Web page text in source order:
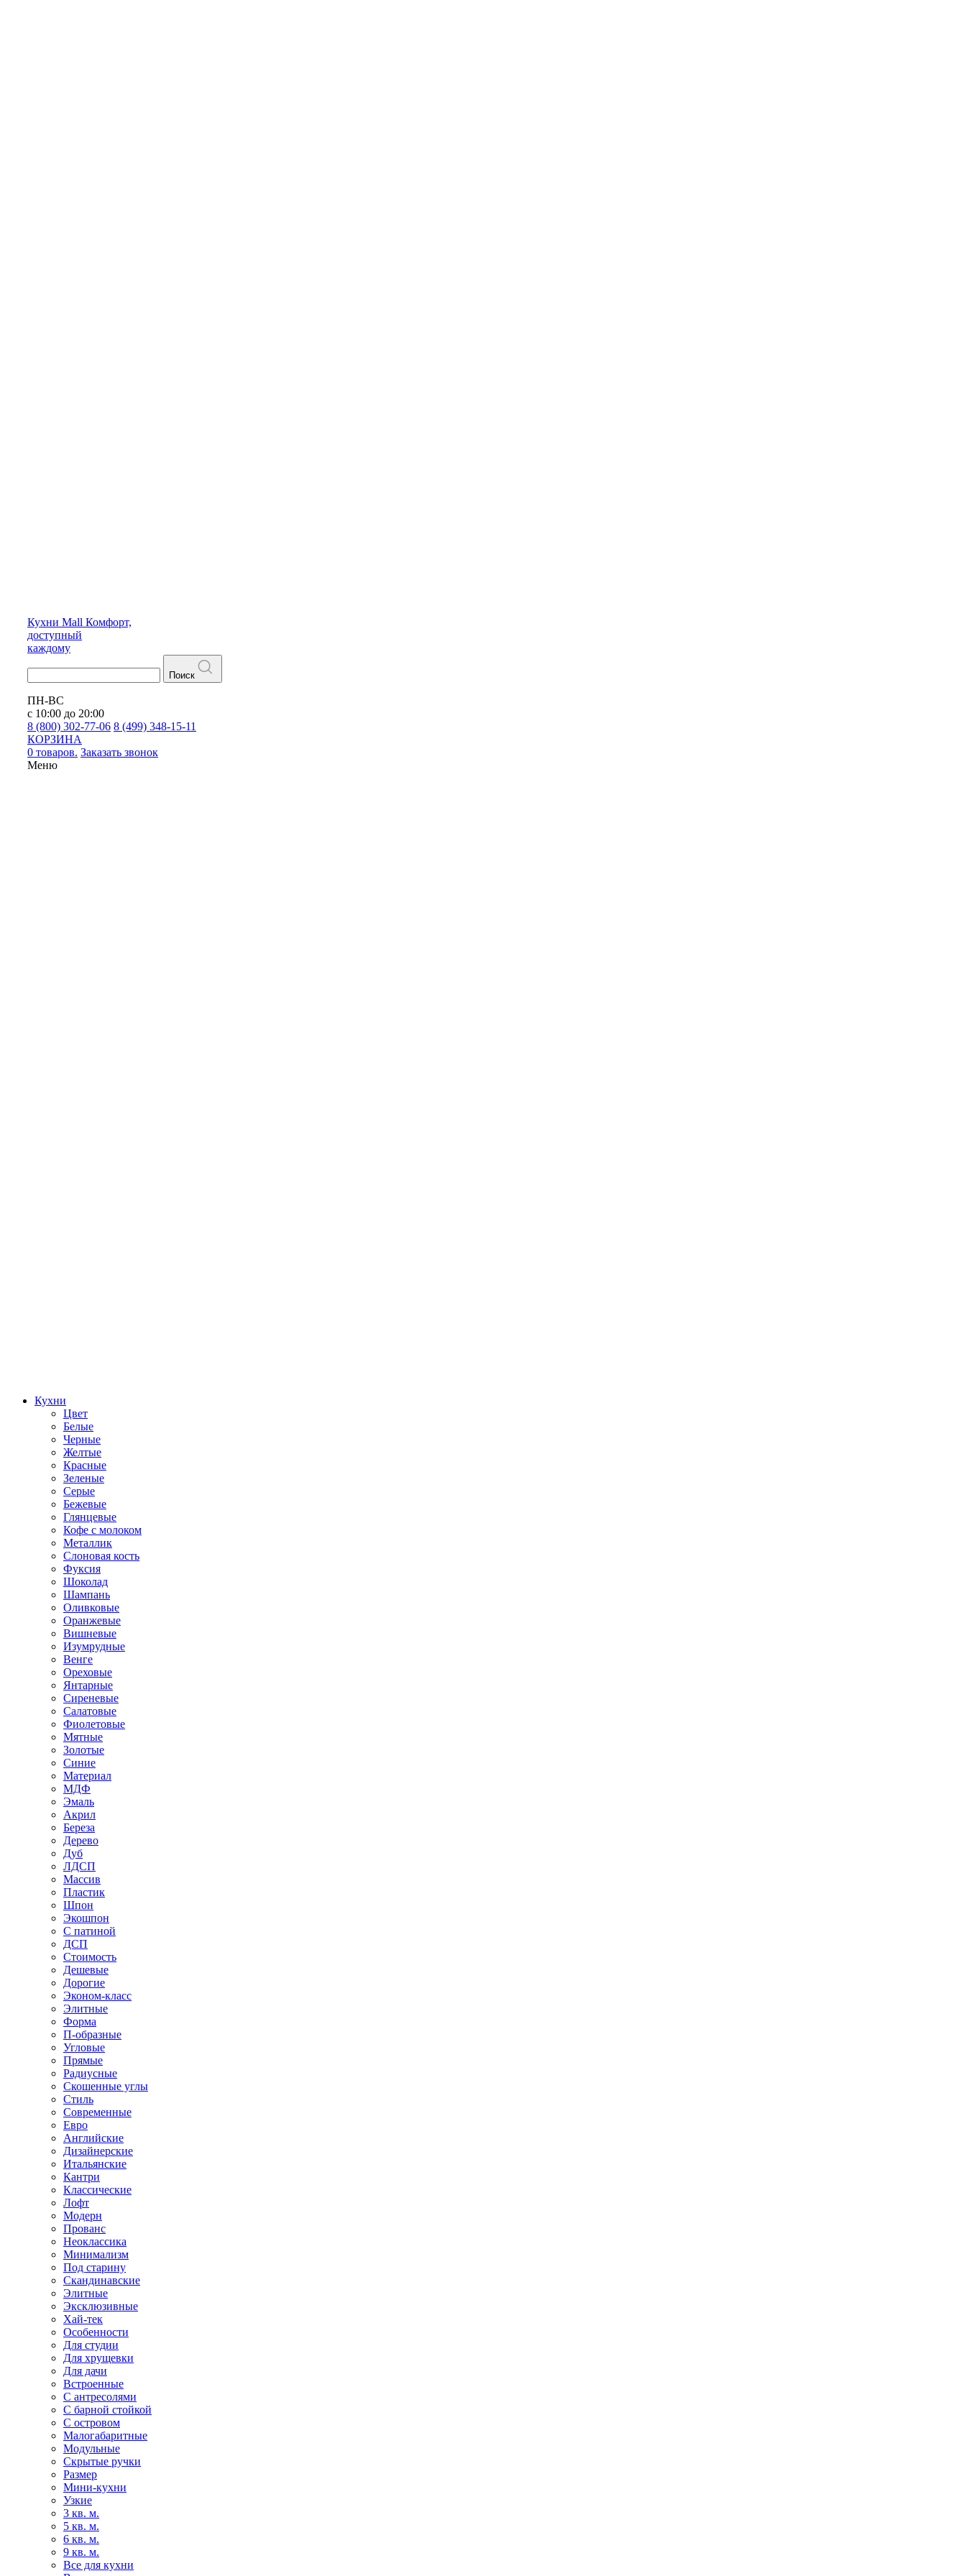
Кухни Mall Комфорт,
доступный
каждому
Поиск
ПН-ВС
с 10:00 до 20:00
8 (800) 302-77-06 8 (499) 348-15-11
КОРЗИНА
0 товаров. Заказать звонок
Меню
Кухни
Цвет
Белые
Черные
Желтые
Красные
Зеленые
Серые
Бежевые
Глянцевые
Кофе с молоком
Металлик
Слоновая кость
Фуксия
Шоколад
Шампань
Оливковые
Оранжевые
Вишневые
Изумрудные
Венге
Ореховые
Янтарные
Сиреневые
Салатовые
Фиолетовые
Мятные
Золотые
Синие
Материал
МДФ
Эмаль
Акрил
Береза
Дерево
Дуб
ЛДСП
Массив
Пластик
Шпон
Экошпон
С патиной
ДСП
Стоимость
Дешевые
Дорогие
Эконом-класс
Элитные
Форма
П-образные
Угловые
Прямые
Радиусные
Скошенные углы
Стиль
Современные
Евро
Английские
Дизайнерские
Итальянские
Кантри
Классические
Лофт
Модерн
Прованс
Неоклассика
Минимализм
Под старину
Скандинавские
Элитные
Эксклюзивные
Хай-тек
Особенности
Для студии
Для хрущевки
Для дачи
Встроенные
С антресолями
С барной стойкой
С островом
Малогабаритные
Модульные
Скрытые ручки
Размер
Мини-кухни
Узкие
3 кв. м.
5 кв. м.
6 кв. м.
9 кв. м.
Все для кухни